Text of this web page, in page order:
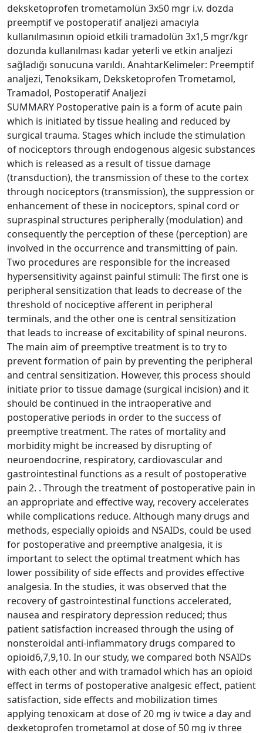
deksketoprofen trometamolün 3x50 mgr i.v. dozda
preemptif ve postoperatif analjezi amacıyla
kullanılmasının opioid etkili tramadolün 3x1,5 mgr/kgr
dozunda kullanılması kadar yeterli ve etkin analjezi
sağladığı sonucuna varıldı. AnahtarKelimeler: Preemptif
analjezi, Tenoksikam, Deksketoprofen Trometamol,
Tramadol, Postoperatif Analjezi
SUMMARY Postoperative pain is a form of acute pain
which is initiated by tissue healing and reduced by
surgical trauma. Stages which include the stimulation
of nociceptors through endogenous algesic substances
which is released as a result of tissue damage
(transduction), the transmission of these to the cortex
through nociceptors (transmission), the suppression or
enhancement of these in nociceptors, spinal cord or
supraspinal structures peripherally (modulation) and
consequently the perception of these (perception) are
involved in the occurrence and transmitting of pain.
Two procedures are responsible for the increased
hypersensitivity against painful stimuli: The first one is
peripheral sensitization that leads to decrease of the
threshold of nociceptive afferent in peripheral
terminals, and the other one is central sensitization
that leads to increase of excitability of spinal neurons.
The main aim of preemptive treatment is to try to
prevent formation of pain by preventing the peripheral
and central sensitization. However, this process should
initiate prior to tissue damage (surgical incision) and it
should be continued in the intraoperative and
postoperative periods in order to the success of
preemptive treatment. The rates of mortality and
morbidity might be increased by disrupting of
neuroendocrine, respiratory, cardiovascular and
gastrointestinal functions as a result of postoperative
pain 2. . Through the treatment of postoperative pain in
an appropriate and effective way, recovery accelerates
while complications reduce. Although many drugs and
methods, especially opioids and NSAIDs, could be used
for postoperative and preemptive analgesia, it is
important to select the optimal treatment which has
lower possibility of side effects and provides effective
analgesia. In the studies, it was observed that the
recovery of gastrointestinal functions accelerated,
nausea and respiratory depression reduced; thus
patient satisfaction increased through the using of
nonsteroidal anti-inflammatory drugs compared to
opioid6,7,9,10. In our study, we compared both NSAIDs
with each other and with tramadol which has an opioid
effect in terms of postoperative analgesic effect, patient
satisfaction, side effects and mobilization times
applying tenoxicam at dose of 20 mg iv twice a day and
dexketoprofen trometamol at dose of 50 mg iv three